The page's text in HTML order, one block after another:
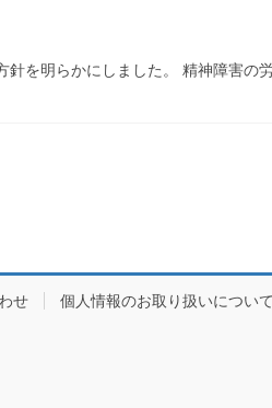
を明らかにしました。 精神障害の
せ 個人情報のお取り扱いについて